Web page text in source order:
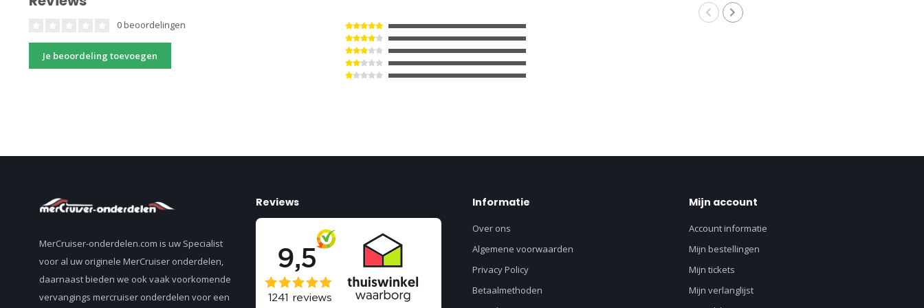
0 beoordelingen
Je beoordeling toevoegen
805320A03
MerCruiser-onderdelen.com is uw Specialist
voor al uw originele MerCruiser onderdelen,
daarnaast bieden we ook vaak voorkomende
vervangings mercruiser onderdelen voor een
Reviews Informatie
Over ons
Algemene voorwaarden
Privacy Policy
Betaalmethoden
Mijn account
Account informatie
Mijn bestellingen
Mijn tickets
Mijn verlanglijst